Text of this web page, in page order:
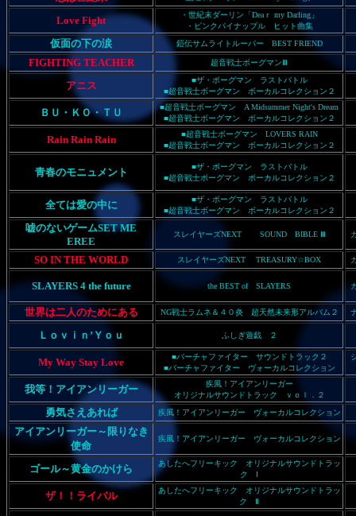
Love Fight
・世紀末ダーリン「Deaｒ my Darling」
・ピンクパイナップル ヒット曲集
仮面の下の涙 鎧伝サムライトルーパー BEST FRIEND
FIGHTING TEACHER 超音戦士ボーグマンⅢ
アニス
■ザ・ボーグマン ラストバトル
■超音戦士ボーグマン ボーカルコレクション２
ＢＵ・ＫＯ・ＴＵ
■超音戦士ボーグマン A Midsummer Night's Dream
■超音戦士ボーグマン ボーカルコレクション２
Rain Rain Rain
■超音戦士ボーグマン LOVERS RAIN
■超音戦士ボーグマン ボーカルコレクション２
青春のモニュメント
■ザ・ボーグマン ラストバトル
■超音戦士ボーグマン ボーカルコレクション２
全ては愛の中に
■ザ・ボーグマン ラストバトル
■超音戦士ボーグマン ボーカルコレクション２
嘘のないゲームSET ME
EREE
スレイヤーズNEXT SOUND BIBLE Ⅲ
SO IN THE WORLD スレイヤーズNEXT TREASURY☆BOX
SLAYERS 4 the future the BEST of SLAYERS
世界は二人のためにある NG戦士ラムネ＆４０炎 超天然未来形アルバム２
Ｌｏｖｉｎ’Ｙｏｕ ふしぎ遊戯 ２
My Way Stay Love
■バーチャファイター サウンドトラック２
■バーチャファイター ヴォーカルコレクション
我等！アイアンリーガー
疾風！アイアンリーガー
オリジナルサウンドトラック ｖｏｌ．２
勇気さえあれば 疾風！アイアンリーガー ヴォーカルコレクション
アイアンリーガー～限りなき
使命
疾風！アイアンリーガー ヴォーカルコレクション
ゴール～黄金のかけら
あしたへフリーキック オリジナルサウンドトラッ
ク Ⅰ
ザ！！ライバル
あしたへフリーキック オリジナルサウンドトラッ
ク Ⅱ